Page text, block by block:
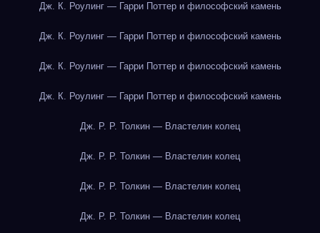
Дж. К. Роулинг — Гарри Поттер и философский камень
Дж. К. Роулинг — Гарри Поттер и философский камень
Дж. К. Роулинг — Гарри Поттер и философский камень
Дж. К. Роулинг — Гарри Поттер и философский камень
Дж. Р. Р. Толкин — Властелин колец
Дж. Р. Р. Толкин — Властелин колец
Дж. Р. Р. Толкин — Властелин колец
Дж. Р. Р. Толкин — Властелин колец